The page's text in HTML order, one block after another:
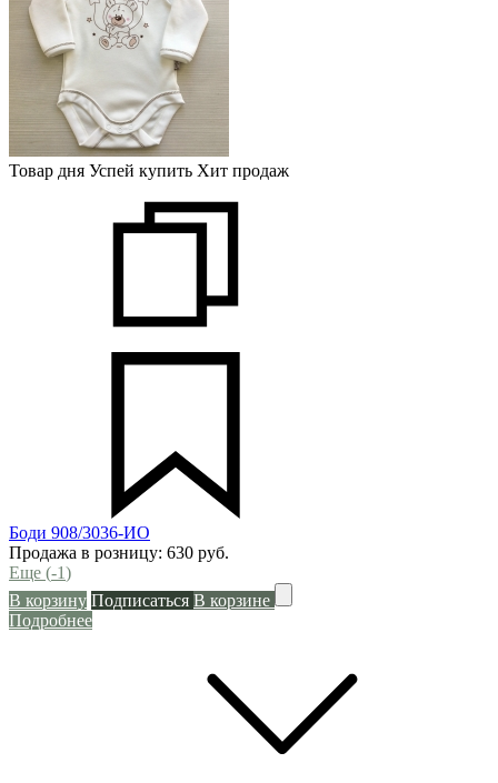
Товар дня Успей купить Хит продаж
Боди 908/3036-ИО
Продажа в розницу: 630 руб.
Еще (-1)
В корзину Подписаться В корзине
Подробнее